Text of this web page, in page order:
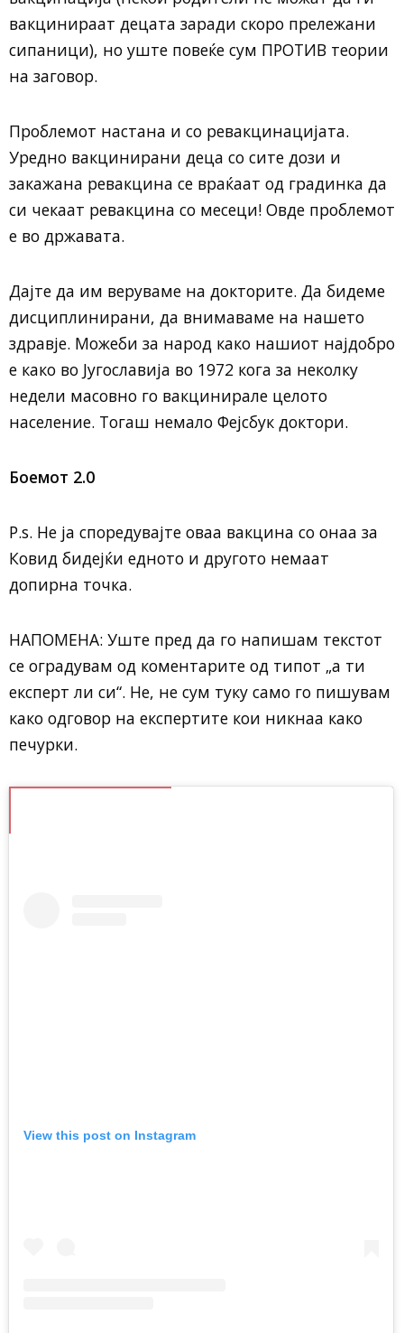
вакцинираат децата заради скоро прележани
сипаници), но уште повеќе сум ПРОТИВ теории
на заговор.
Проблемот настана и со ревакцинацијата.
Уредно вакцинирани деца со сите дози и
закажана ревакцина се враќаат од градинка да
си чекаат ревакцина со месеци! Овде проблемот
е во државата.
Дајте да им веруваме на докторите. Да бидеме
дисциплинирани, да внимаваме на нашето
здравје. Можеби за народ како нашиот најдобро
е како во Југославија во 1972 кога за неколку
недели масовно го вакцинирале целото
население. Тогаш немало Фејсбук доктори.
Боемот 2.0
P.s. Не ја споредувајте оваа вакцина со онаа за
Ковид бидејќи едното и другото немаат
допирна точка.
НАПОМЕНА: Уште пред да го напишам текстот
се оградувам од коментарите од типот „а ти
експерт ли си“. Не, не сум туку само го пишувам
како одговор на експертите кои никнаа како
печурки.
View this post on Instagram